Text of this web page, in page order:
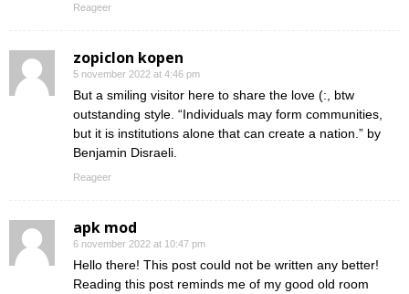
Reageer
zopiclon kopen
5 november 2022 at 4:46 pm
But a smiling visitor here to share the love (:, btw
outstanding style. “Individuals may form communities,
but it is institutions alone that can create a nation.” by
Benjamin Disraeli.
Reageer
apk mod
6 november 2022 at 10:47 pm
Hello there! This post could not be written any better!
Reading this post reminds me of my good old room